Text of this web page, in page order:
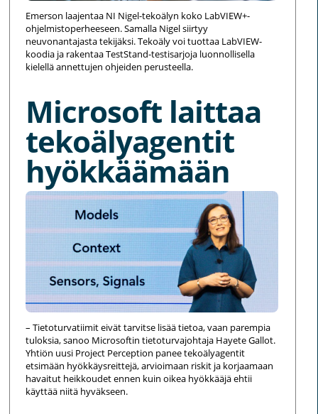
Emerson laajentaa NI Nigel-tekoälyn koko LabVIEW+-
ohjelmistoperheeseen. Samalla Nigel siirtyy
neuvonantajasta tekijäksi. Tekoäly voi tuottaa LabVIEW-
koodia ja rakentaa TestStand-testisarjoja luonnollisella
kielellä annettujen ohjeiden perusteella.
Microsoft laittaa
tekoälyagentit
hyökkäämään
– Tietoturvatiimit eivät tarvitse lisää tietoa, vaan parempia
tuloksia, sanoo Microsoftin tietoturvajohtaja Hayete Gallot.
Yhtiön uusi Project Perception panee tekoälyagentit
etsimään hyökkäysreittejä, arvioimaan riskit ja korjaamaan
havaitut heikkoudet ennen kuin oikea hyökkääjä ehtii
käyttää niitä hyväkseen.